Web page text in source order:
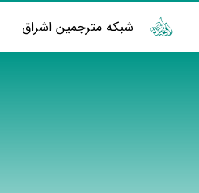
شبکه مترجمین اشراق